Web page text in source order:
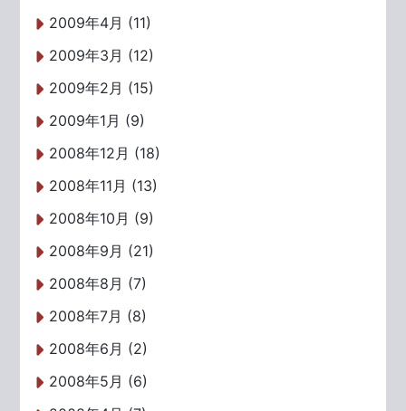
2009年4月 (11)
2009年3月 (12)
2009年2月 (15)
2009年1月 (9)
2008年12月 (18)
2008年11月 (13)
2008年10月 (9)
2008年9月 (21)
2008年8月 (7)
2008年7月 (8)
2008年6月 (2)
2008年5月 (6)